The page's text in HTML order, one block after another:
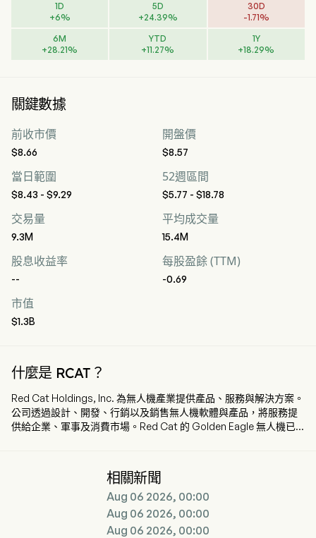
1D
+6%
5D
+24.39%
30D
-1.71%
6M
+28.21%
YTD
+11.27%
1Y
+18.29%
關鍵數據
前收市價
$8.66
開盤價
$8.57
當日範圍
$8.43 - $9.29
52週區間
$5.77 - $18.78
交易量
9.3M
平均成交量
15.4M
股息收益率
--
每股盈餘 (TTM)
-0.69
市值
$1.3B
什麼是 RCAT？
Red Cat Holdings, Inc. 為無人機產業提供產品、服務與解決方案。
公司透過設計、開發、行銷以及銷售無人機軟體與產品，將服務提
供給企業、軍事及消費市場。Red Cat 的 Golden Eagle 無人機已
（GPS）的地點執行檢測任務，同時仍能記錄並傳輸資料，即使操
作者遠在數千英里之外也能實現。該公司的產品還包括第一人稱視
角（FPV）視訊護目鏡，為飛行員提供更佳的飛行操控視野。Red
Cat Holdings Inc. 透過多家子公司運營，包括 Teal Acquisition I
Corp 與 Rotor Riot, LLC。
相關新聞
Aug 06 2026, 00:00
Aug 06 2026, 00:00
Aug 06 2026, 00:00